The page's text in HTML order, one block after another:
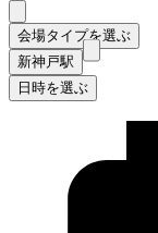
会場タイプを選ぶ
新神戸駅
日時を選ぶ